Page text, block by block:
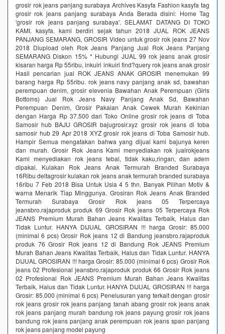
grosir rok jeans panjang surabaya Archives Kasyfa Fashion kasyfa tag
grosir rok jeans panjang surabaya Anda Berada disini: Home Tag
'grosir rok jeans panjang surabaya'. SELAMAT DATANG DI TOKO
KAMI. kasyfa. kami berdiri sejak tahun 2018 JUAL ROK JEANS
PANJANG SEMARANG, GROSIR Video untuk grosir rok jeans 27 Nov
2018 Diupload oleh Rok Jeans Panjang Jual Rok Jeans Panjang
SEMARANG Diskon 15% * Hubungi JUAL 99 rok jeans anak grosir
kisaran harga Rp 55ribu, inkuiri inkuiri find?query rok jeans anak grosir
Hasil pencarian jual ROK JEANS ANAK GROSIR menemukan 99
barang harga Rp 55ribu. rok jeans navy panjang anak sd, bawahan
perempuan denim, grosir elevenia Bawahan Anak Perempuan (Girls
Bottoms) Jual Rok Jeans Navy Panjang Anak Sd, Bawahan
Perempuan Denim, Grosir Pakaian Anak Cewek Murah Kekinian
dengan Harga Rp 37.500 dari Toko Online grosir rok jeans di Toba
Samosir hub BAJU GROSIR bajugrosir.xyz grosir rok jeans di toba
samosir hub 29 Apr 2018 XYZ grosir rok jeans di Toba Samosir hub.
Hampir Semua mengatakan bahwa yang dijual kami bajunya keren
dan murah. Grosir Rok Jeans Kami menyediakan rok jualrokjeans
Kami menyediakan rok jeans tebal, tidak kaku,ringan, dan adem
dipakai. Kulakan Rok Jeans Anak Termurah Branded Surabaya
16Ribu deltagrosir kulakan rok jeans anak termurah branded surabaya
16ribu 7 Feb 2018 Bisa Untuk Usia 4 5 thn. Banyak Pilihan Motiv &
warna Menarik Tiap Minggunya. Grosiran Rok Jeans Anak Branded
Termurah Surabaya Grosir Rok jeans 05 Terpercaya
jeansbro.rajaproduk produk 69 Grosir Rok jeans 05 Terpercaya Rok
JEANS Premium Murah Bahan Jeans Kwalitas Terbaik, Halus dan
Tidak Luntur. HANYA DIJUAL GROSIRAN !!! harga Grosir: 85.000
(minimal 6 pcs) Grosir Rok jeans 12 di Bandung jeansbro.rajaproduk
produk 76 Grosir Rok jeans 12 di Bandung Rok JEANS Premium
Murah Bahan Jeans Kwalitas Terbaik, Halus dan Tidak Luntur. HANYA
DIJUAL GROSIRAN !!! harga Grosir: 85.000 (minimal 6 pcs) Grosir Rok
jeans 02 Profesional jeansbro.rajaproduk produk 66 Grosir Rok jeans
02 Profesional Rok JEANS Premium Murah Bahan Jeans Kwalitas
Terbaik, Halus dan Tidak Luntur. HANYA DIJUAL GROSIRAN !!! harga
Grosir: 85.000 (minimal 6 pcs) Penelusuran yang terkait dengan grosir
rok jeans grosir rok jeans panjang tanah abang grosir rok jeans anak
rok jeans panjang murah bandung rok jeans payung grosir rok jeans
bandung rok jeans panjang anak perempuan rok jeans span panjang
rok jeans panjang model payung